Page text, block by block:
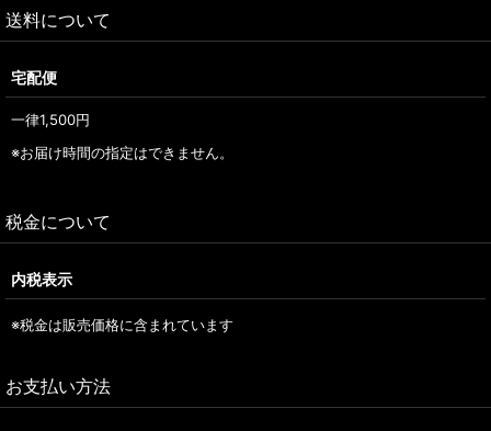
送料について
宅配便
一律1,500円
※お届け時間の指定はできません。
税金について
内税表示
※税金は販売価格に含まれています
お支払い方法